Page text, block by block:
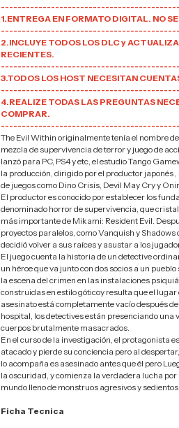
1.ENTREGA EN FORMATO DIGITAL. NO
2.INCLUYE TODOS LOS DLC y
RECIENTES.
3.TODOS LOS HOST NECESITAN
4.REALIZE TODAS LAS PREGUNTAS
COMPRAR.
The Evil Within originalmente tenía el nombre
mezcla de supervivencia de terror y juego de
lanzó para PC, PS4 y etc, el estudio Tango
la producción, dirigido por el productor japonés
de juegos como Dino Crisis, Devil May Cry y
El productor es conocido por establecer los
denominado horror de supervivencia, que
más importante de Mikami: Resident Evil.
proyectos paralelos, como Vanquish y
decidió volver a sus raíces y asustar a los
El juego cuenta la historia de un detective
un héroe que va junto con dos socios a un
la escena del crimen en las instalaciones
construidas en estilo góticoy resulta que el lugar
asesinato está completamente vacío después
hospital, los detectives están presenciando una
cuerpos brutalmente masacrados.
En el curso de la investigación, el protagonista
atacado y pierde su conciencia pero al
lo acompaña es asesinado antes que él pero
la oscuridad, y comienza la verdadera lucha
mundo lleno de monstruos agresivos y sedientos
Ficha Tecnica